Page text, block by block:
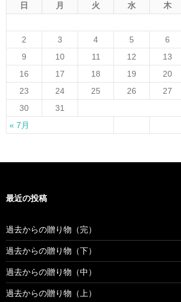
日 月 火 水 木
« 7月
2
3 4 5 6
9
10 11 12 13
16
17 18 19 20
23
24 25 26 27
30
31
最近の投稿
過去からの贈り物（完）
過去からの贈り物（下）
過去からの贈り物（中）
過去からの贈り物（上）